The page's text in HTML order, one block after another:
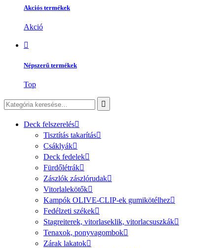
Akciós termékek
Akció
Népszerű termékek
Top
Deck felszerelés
Tisztítás takarítás
Csáklyák
Deck fedelek
Fürdőlétrák
Zászlók zászlórudak
Vitorlalekötők
Kampók OLIVE-CLIP-ek gumikötélhez
Fedélzeti székek
Stagreiterek, vitorlaseklik, vitorlacsuszkák
Tenaxok, ponyvagombok
Zárak lakatok